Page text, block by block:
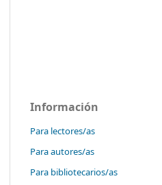
Información
Para lectores/as
Para autores/as
Para bibliotecarios/as